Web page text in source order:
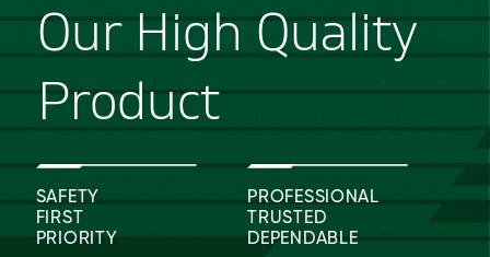
Our High Quality
Product
SAFETY
FIRST
PRIORITY
PROFESSIONAL
TRUSTED
DEPENDABLE